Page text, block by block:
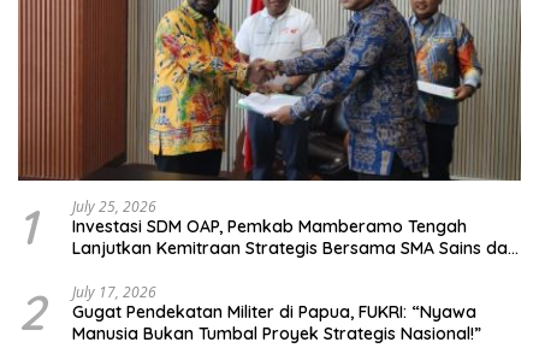
1 July 25, 2026
Investasi SDM OAP, Pemkab Mamberamo Tengah
Lanjutkan Kemitraan Strategis Bersama SMA Sains dan
2 July 17, 2026
Gugat Pendekatan Militer di Papua, FUKRI: “Nyawa
Manusia Bukan Tumbal Proyek Strategis Nasional!”